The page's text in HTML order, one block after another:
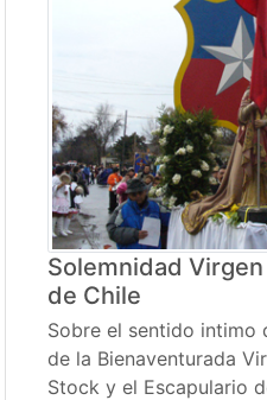
Solemnidad
de Chile
Sobre el sentido intimo
de la Bienaventurada
Stock y el Escapulario